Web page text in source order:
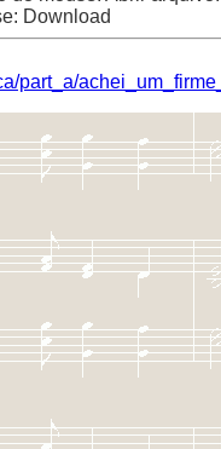
Download
part_a/